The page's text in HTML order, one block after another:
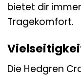
bietet dir
Tragekomfort.
Die Hedgren